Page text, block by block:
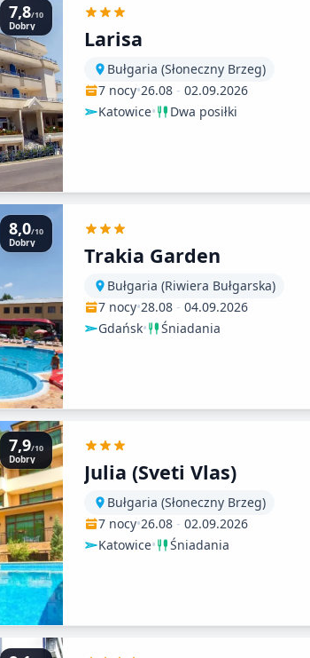
7,8/10
Dobry Larisa
Bułgaria (Słoneczny Brzeg)
7 nocy•26.08 - 02.09.2026
Katowice• Dwa posiłki
8,0/10
Dobry Trakia Garden
Bułgaria (Riwiera Bułgarska)
7 nocy•28.08 - 04.09.2026
Gdańsk• Śniadania
7,9/10
Dobry Julia (Sveti Vlas)
Bułgaria (Słoneczny Brzeg)
7 nocy•26.08 - 02.09.2026
Katowice• Śniadania